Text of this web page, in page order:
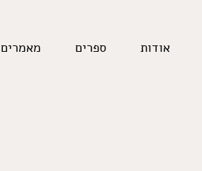
אודות ספרים מאמרים